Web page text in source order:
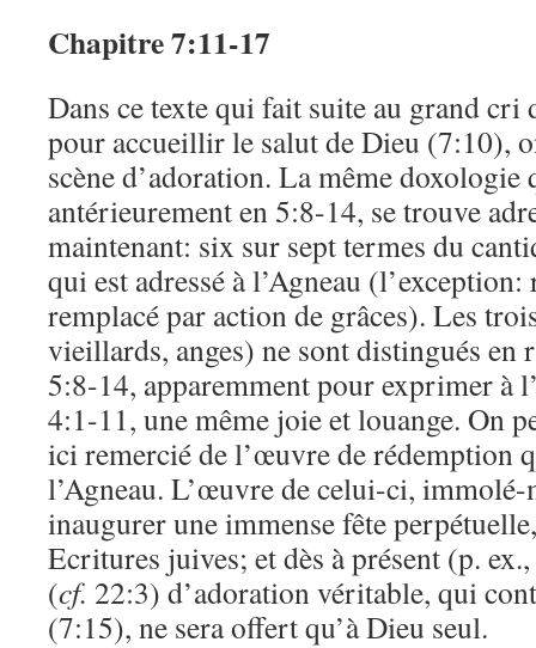
Chapitre 7:11-17
Dans ce texte qui fait suite au grand cri
pour accueillir le salut de Dieu (7:10),
scène d’adoration. La même doxologie
antérieurement en 5:8-14, se trouve
maintenant: six sur sept termes du
qui est adressé à l’Agneau
remplacé par action de grâces). Les
vieillards, anges) ne sont distingués en
5:8-14, apparemment pour exprimer à
4:1-11, une même joie et louange. On
ici remercié de l’œuvre de rédemption
l’Agneau. L’œuvre de celui-ci, immolé-
inaugurer une immense fête
Ecritures juives; et dès à présent (p.
(cf. 22:3) d’adoration véritable, qui
(7:15), ne sera offert qu’à Dieu seul.